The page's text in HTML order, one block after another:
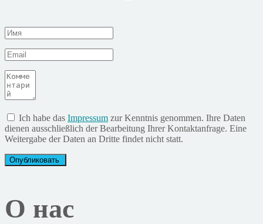
Ich habe das Impressum zur Kenntnis genommen. Ihre Daten
dienen ausschließlich der Bearbeitung Ihrer Kontaktanfrage. Eine
Weitergabe der Daten an Dritte findet nicht statt.
О нас